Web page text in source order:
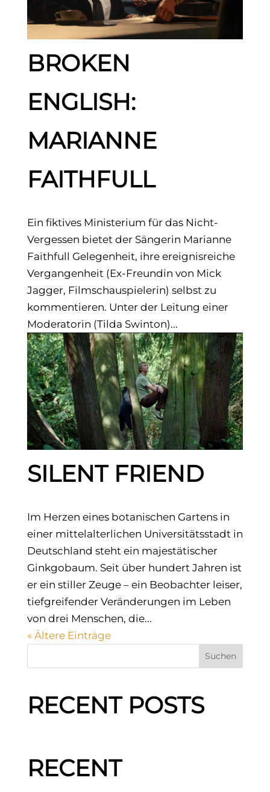
BROKEN
ENGLISH:
MARIANNE
FAITHFULL
Ein fiktives Ministerium für das Nicht-
Vergessen bietet der Sängerin Marianne
Faithfull Gelegenheit, ihre ereignisreiche
Vergangenheit (Ex-Freundin von Mick
Jagger, Filmschauspielerin) selbst zu
kommentieren. Unter der Leitung einer
Moderatorin (Tilda Swinton)...
SILENT FRIEND
Im Herzen eines botanischen Gartens in
einer mittelalterlichen Universitätsstadt in
Deutschland steht ein majestätischer
Ginkgobaum. Seit über hundert Jahren ist
er ein stiller Zeuge – ein Beobachter leiser,
tiefgreifender Veränderungen im Leben
von drei Menschen, die...
« Ältere Einträge
Suchen
RECENT POSTS
RECENT